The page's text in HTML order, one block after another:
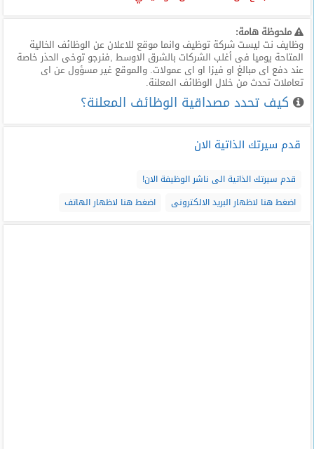
ملحوظة هامة:
وظايف نت ليست شركة توظيف وانما موقع للاعلان عن الوظائف الخالية
المتاحة يوميا فى أغلب الشركات بالشرق الاوسط ,فنرجو توخى الحذر خاصة
عند دفع اى مبالغ او فيزا او اى عمولات. والموقع غير مسؤول عن اى
تعاملات تحدث من خلال الوظائف المعلنة.
كيف تحدد مصداقية الوظائف المعلنة؟
قدم سيرتك الذاتية الان
قدم سيرتك الذاتية الى ناشر الوظيفة الان!
اضغط هنا لاظهار البريد الالكترونى
اضغط هنا لاظهار الهاتف